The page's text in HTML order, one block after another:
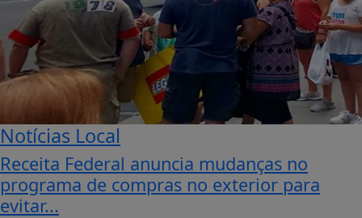
Notícias Local
Receita Federal anuncia mudanças no
programa de compras no exterior para
evitar...